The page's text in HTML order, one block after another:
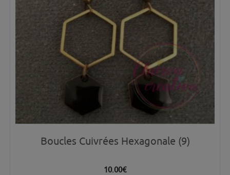
Boucles Cuivrées Hexagonale (9)
10.00€